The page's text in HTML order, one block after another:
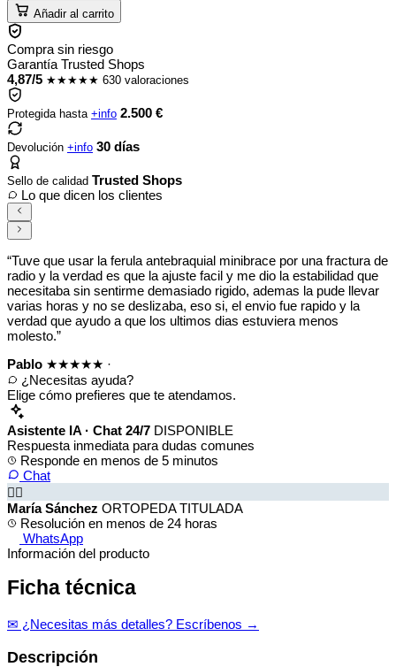
Añadir al carrito
Compra sin riesgo
Garantía Trusted Shops
4,87/5 ★★★★★ 630 valoraciones
Protegida hasta +info 2.500 €
Devolución +info 30 días
Sello de calidad Trusted Shops
Lo que dicen los clientes
“Tuve que usar la ferula antebraquial minibrace por una fractura de
radio y la verdad es que la ajuste facil y me dio la estabilidad que
necesitaba sin sentirme demasiado rigido, ademas la pude llevar
varias horas y no se deslizaba, eso si, el envio fue rapido y la
verdad que ayudo a que los ultimos dias estuviera menos
molesto.”
Pablo ★★★★★ ·
¿Necesitas ayuda?
Elige cómo prefieres que te atendamos.
Asistente IA · Chat 24/7 DISPONIBLE
Respuesta inmediata para dudas comunes
Responde en menos de 5 minutos
Chat
👩‍⚕️
María Sánchez ORTOPEDA TITULADA
Resolución en menos de 24 horas
WhatsApp
Información del producto
Ficha técnica
✉ ¿Necesitas más detalles? Escríbenos →
Descripción